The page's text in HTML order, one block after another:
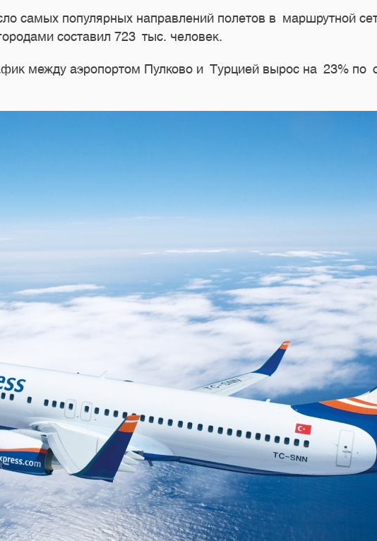
самых популярных направлений полетов в маршрутной
составил 723 тыс. человек.
между аэропортом Пулково и Турцией вырос на 23% по